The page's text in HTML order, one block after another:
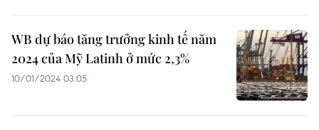
WB dự báo tăng trưởng kinh tế năm
2024 của Mỹ Latinh ở mức 2,3%
10/01/2024 03:05